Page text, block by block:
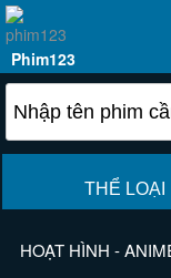
Phim123
THỂ LOẠI
HOẠT HÌNH -